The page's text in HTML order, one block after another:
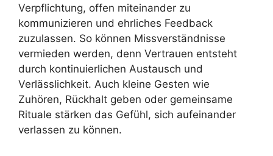
Verpflichtung, offen miteinander zu
kommunizieren und ehrliches Feedback
zuzulassen. So können Missverständnisse
vermieden werden, denn Vertrauen entsteht
durch kontinuierlichen Austausch und
Verlässlichkeit. Auch kleine Gesten wie
Zuhören, Rückhalt geben oder gemeinsame
Rituale stärken das Gefühl, sich aufeinander
verlassen zu können.